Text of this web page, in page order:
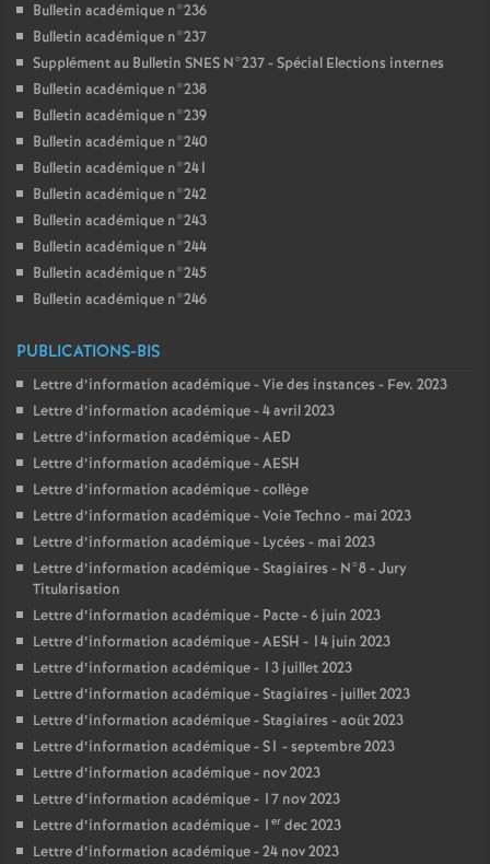
Bulletin académique n°236
Bulletin académique n°237
Supplément au Bulletin SNES N°237 - Spécial Elections internes
Bulletin académique n°238
Bulletin académique n°239
Bulletin académique n°240
Bulletin académique n°241
Bulletin académique n°242
Bulletin académique n°243
Bulletin académique n°244
Bulletin académique n°245
Bulletin académique n°246
PUBLICATIONS-BIS
Lettre d’information académique - Vie des instances - Fev. 2023
Lettre d’information académique - 4 avril 2023
Lettre d’information académique - AED
Lettre d’information académique - AESH
Lettre d’information académique - collège
Lettre d’information académique - Voie Techno - mai 2023
Lettre d’information académique - Lycées - mai 2023
Lettre d’information académique - Stagiaires - N°8 - Jury
Titularisation
Lettre d’information académique - Pacte - 6 juin 2023
Lettre d’information académique - AESH - 14 juin 2023
Lettre d’information académique - 13 juillet 2023
Lettre d’information académique - Stagiaires - juillet 2023
Lettre d’information académique - Stagiaires - août 2023
Lettre d’information académique - S1 - septembre 2023
Lettre d’information académique - nov 2023
Lettre d’information académique - 17 nov 2023
Lettre d’information académique - 1 er dec 2023
Lettre d’information académique - 24 nov 2023